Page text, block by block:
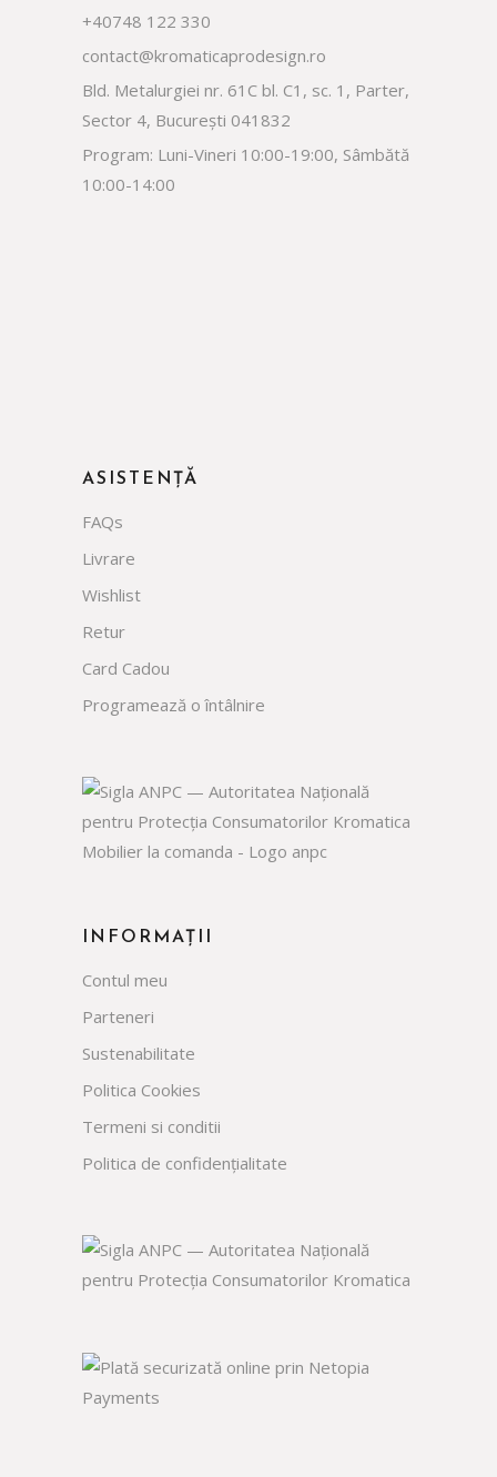
+40748 122 330
contact@kromaticaprodesign.ro
Bld. Metalurgiei nr. 61C bl. C1, sc. 1, Parter,
Sector 4, București 041832
Program: Luni-Vineri 10:00-19:00, Sâmbătă
10:00-14:00
ASISTENȚĂ
FAQs
Livrare
Wishlist
Retur
Card Cadou
Programează o întâlnire
INFORMAȚII
Contul meu
Parteneri
Sustenabilitate
Politica Cookies
Termeni si conditii
Politica de confidențialitate